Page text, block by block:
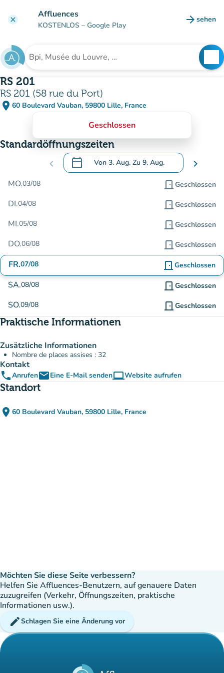
clear Affluences
KOSTENLOS – Google Play arrow_forward sehen
(new
Suche nach einer Einrichtung
RS 201
RS 201 (58 rue du Port)
place 60 Boulevard Vauban, 59800 Lille, France
(in Google Maps öffnen)
(new tab)
Geschlossen
Standardöffnungszeiten
chevron_left calendar_today Von 3. Aug. Zu 9. Aug.
.Öffnen Sie den Kalender, um Daten zu
chevron_right
MO.03/08 door_front Geschlossen
DI.04/08 door_front Geschlossen
MI.05/08 door_front Geschlossen
DO.06/08 door_front Geschlossen
FR.07/08 door_front Geschlossen
SA.08/08 door_front Geschlossen
SO.09/08 door_front Geschlossen
Praktische Informationen
Zusätzliche Informationen
Nombre de places assises : 32
Kontakt
phoneAnrufenemailEine E-Mail sendencomputerWebsite aufrufen
(new tab)
Standort
place 60 Boulevard Vauban, 59800 Lille, France
(in Google Maps öffnen)
(new tab)
Möchten Sie diese Seite verbessern?
Helfen Sie Affluences-Benutzern, auf genauere Daten
zuzugreifen (Verkehr, Öffnungszeiten, praktische
Informationen usw.).
editSchlagen Sie eine Änderung vor